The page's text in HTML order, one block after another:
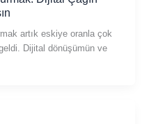
artık eskiye oranla çok
Dijital dönüşümün ve